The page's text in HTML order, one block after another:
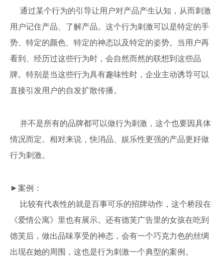
通过某个行为的引导让用户对产品产生认知，从而刺激
用户记住产品、了解产品。这个行为刺激可以是特定的手
势、特定的颜色、特定的神态以及特定的姿势。当用户再
看到、经历过这些行为时，会自然而然的联想到这些品
牌。特别是当这些行为具有趣味性时，企业主动诱导可以
直接引发用户的自发扩散传播。
并不是所有的品牌都可以做行为刺激，这个也要因具体
情况而定。相对来说，快消品、娱乐性更强的产品更好做
行为刺激。
►案例：
比较有代表性的就是百事可乐的招牌动作，这个桥段在
《爱情公寓》里也有展示。还有德芙广告里的女孩在吃到
德芙后，做出品味享受的神态，会有一个巧克力色的丝绸
出现在她的周围，这也是行为刺激一个典型的案例。